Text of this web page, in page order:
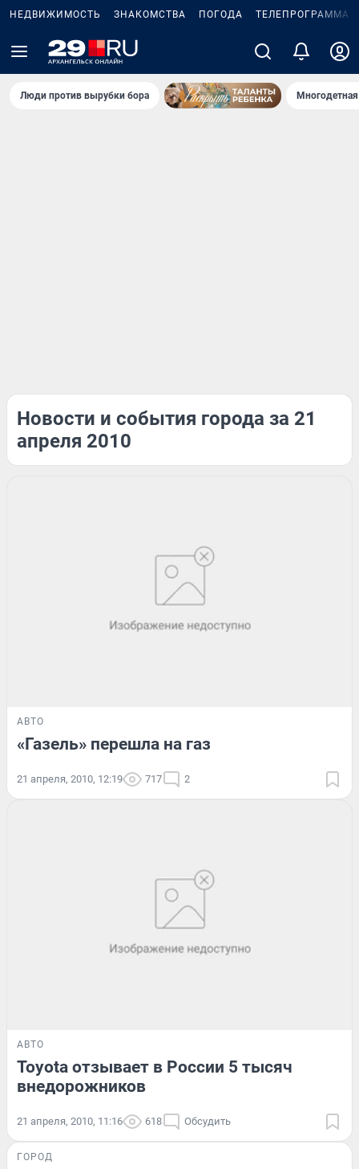
НЕДВИЖИМОСТЬ ЗНАКОМСТВА ПОГОДА ТЕЛЕПРОГРАММА
Люди против вырубки бора
Новости и события города за 21
апреля 2010
АВТО
«Газель» перешла на газ
21 апреля, 2010, 12:19 717 2
АВТО
Toyota отзывает в России 5 тысяч
внедорожников
21 апреля, 2010, 11:16 618 Обсудить
ГОРОД